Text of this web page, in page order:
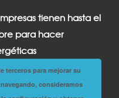
tienen hasta el
para hacer
terceros para mejorar su
consideramos